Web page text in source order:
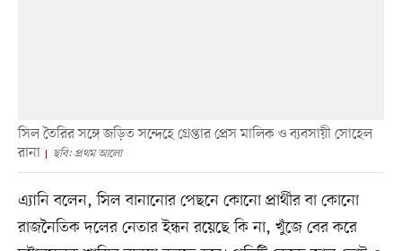
সিল তৈরির সঙ্গে জড়িত সন্দেহে গ্রেপ্তার প্রেস মালিক ও ব্যবসায়ী সোহেল
রানা
ছবি: প্রথম আলো
এ্যানি বলেন, সিল বানানোর পেছনে কোনো প্রার্থীর বা কোনো
রাজনৈতিক দলের নেতার ইন্ধন রয়েছে কি না, খুঁজে বের করে